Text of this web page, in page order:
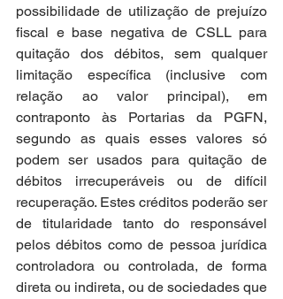
possibilidade de utilização de prejuízo
fiscal e base negativa de CSLL para
quitação dos débitos, sem qualquer
limitação específica (inclusive com
relação ao valor principal), em
contraponto às Portarias da PGFN,
segundo as quais esses valores só
podem ser usados para quitação de
débitos irrecuperáveis ou de difícil
recuperação. Estes créditos poderão ser
de titularidade tanto do responsável
pelos débitos como de pessoa jurídica
controladora ou controlada, de forma
direta ou indireta, ou de sociedades que